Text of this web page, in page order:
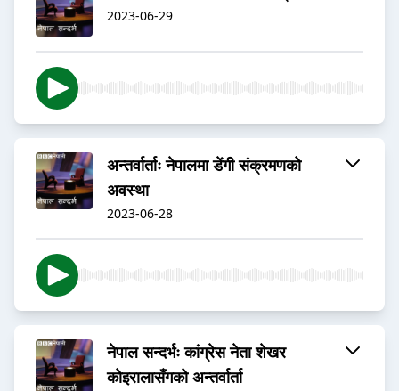
2023-06-29
अन्तर्वार्ताः नेपालमा डेंगी संक्रमणको
अवस्था
2023-06-28
नेपाल सन्दर्भः कांग्रेस नेता शेखर
कोइरालासँगको अन्तर्वार्ता